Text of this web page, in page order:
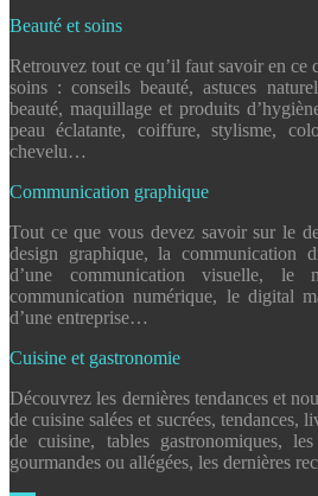
Beauté et soins
Retrouvez tout ce qu’il faut savoir en ce
soins : conseils beauté, astuces
beauté, maquillage et produits
peau éclatante, coiffure, stylisme,
chevelu…
Communication graphique
Tout ce que vous devez savoir sur le
design graphique, la communication
d’une communication visuelle, le
communication numérique, le digital
d’une entreprise…
Cuisine et gastronomie
Découvrez les dernières tendances et
de cuisine salées et sucrées, tendances,
de cuisine, tables gastronomiques, les
gourmandes ou allégées, les dernières